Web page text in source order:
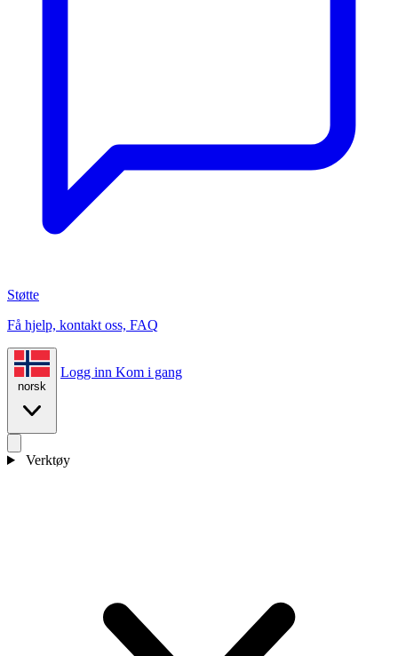
Støtte
Få hjelp, kontakt oss, FAQ
norsk
Logg inn Kom i gang
Verktøy